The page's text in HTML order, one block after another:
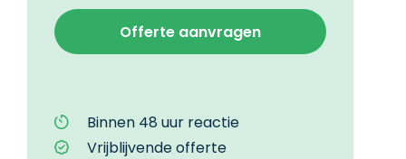
Binnen 48 uur reactie
Vrijblijvende offerte